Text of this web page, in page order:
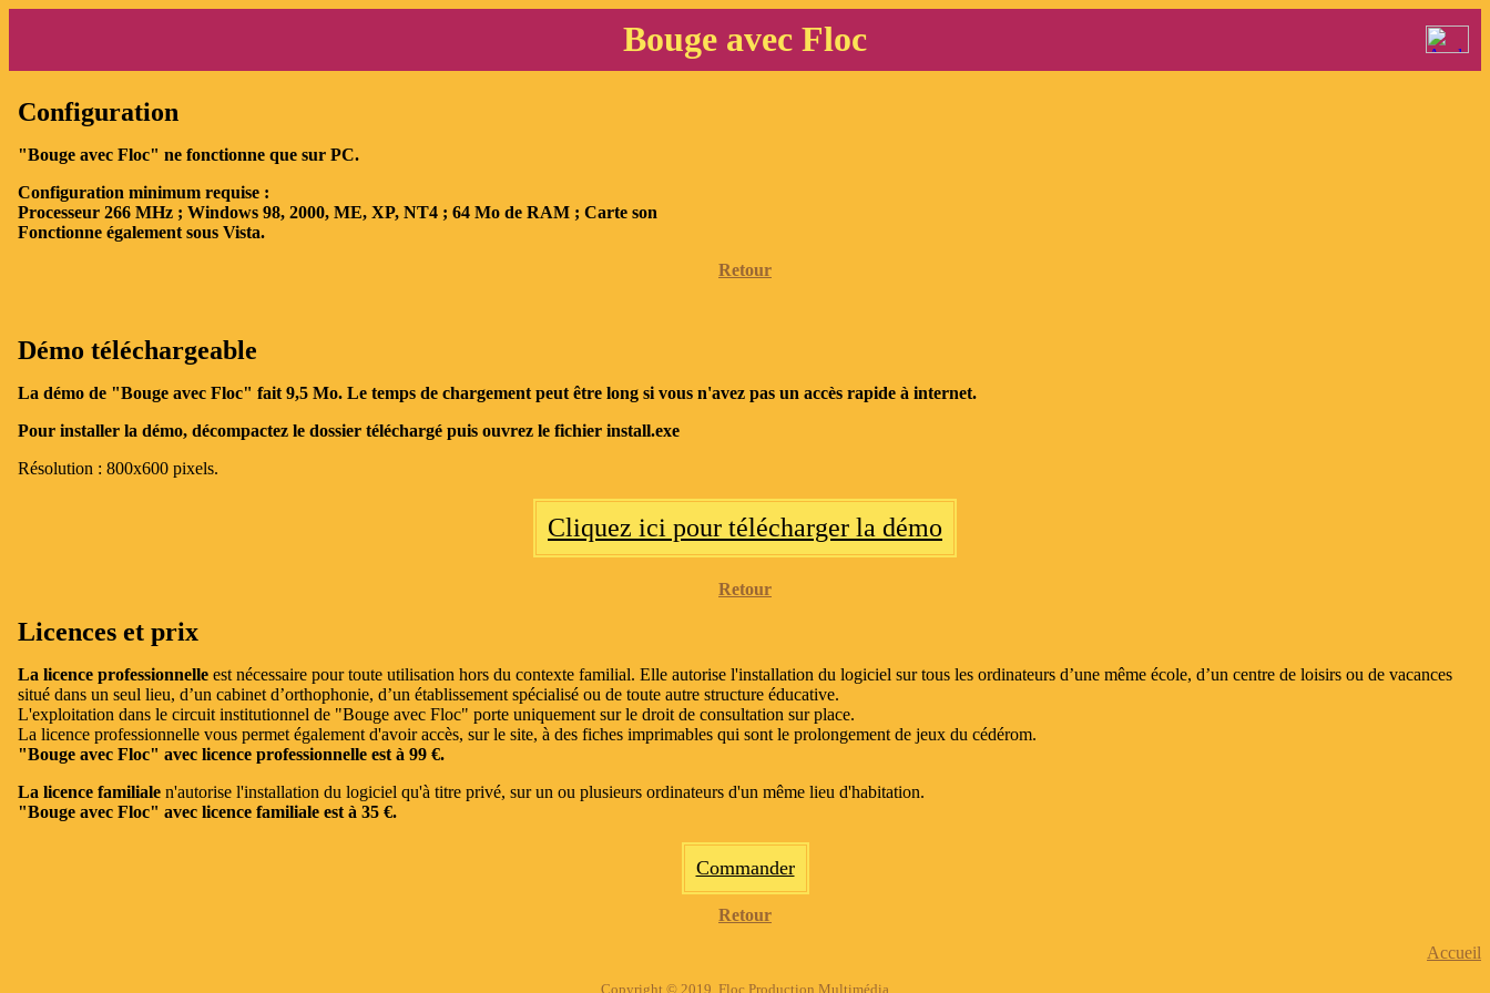
Bouge avec Floc
Configuration
"Bouge avec Floc" ne fonctionne que sur PC.
Configuration minimum requise :
Processeur 266 MHz ; Windows 98, 2000, ME, XP, NT4 ; 64 Mo de RAM ; Carte son
Fonctionne également sous Vista.
Retour
Démo téléchargeable
La démo de "Bouge avec Floc" fait 9,5 Mo. Le temps de chargement peut être long si vous n'avez pas un accès rapide à internet.
Pour installer la démo, décompactez le dossier téléchargé puis ouvrez le fichier install.exe
Résolution : 800x600 pixels.
Cliquez ici pour télécharger la démo
Retour
Licences et prix
La licence professionnelle est nécessaire pour toute utilisation hors du contexte familial. Elle autorise l'installation du logiciel sur tous les ordinateurs d’une même école, d’un centre de loisirs ou de vacances
situé dans un seul lieu, d’un cabinet d’orthophonie, d’un établissement spécialisé ou de toute autre structure éducative.
L'exploitation dans le circuit institutionnel de "Bouge avec Floc" porte uniquement sur le droit de consultation sur place.
La licence professionnelle vous permet également d'avoir accès, sur le site, à des fiches imprimables qui sont le prolongement de jeux du cédérom.
"Bouge avec Floc" avec licence professionnelle est à 99 €.
La licence familiale n'autorise l'installation du logiciel qu'à titre privé, sur un ou plusieurs ordinateurs d'un même lieu d'habitation.
"Bouge avec Floc" avec licence familiale est à 35 €.
Commander
Retour
Accueil
Copyright © 2019, Floc Production Multimédia